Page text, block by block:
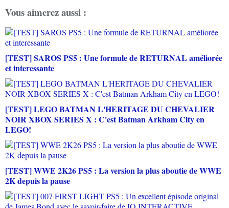
Vous aimerez aussi :
[TEST] SAROS PS5 : Une formule de RETURNAL améliorée
et interessante
[TEST] LEGO BATMAN L'HERITAGE DU CHEVALIER
NOIR XBOX SERIES X : C'est Batman Arkham City en
LEGO!
[TEST] WWE 2K26 PS5 : La version la plus aboutie de WWE
2K depuis la pause